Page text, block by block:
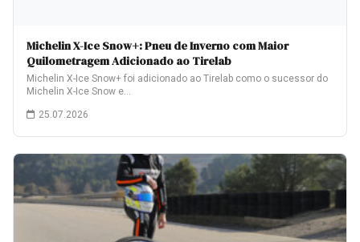
Michelin X-Ice Snow+: Pneu de Inverno com Maior
Quilometragem Adicionado ao Tirelab
Michelin X-Ice Snow+ foi adicionado ao Tirelab como o sucessor do
Michelin X-Ice Snow e…
25.07.2026